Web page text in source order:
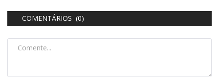
COMENTÁRIOS (0)